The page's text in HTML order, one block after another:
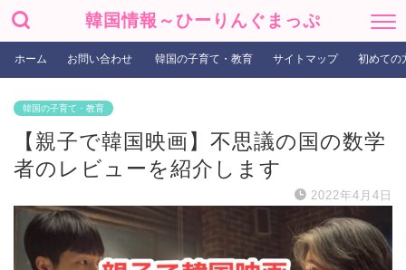
韓国情報～ひーりんぐまっぷ
ホーム お問い合わせ 韓国の子育て・教育 サイトマップ 初めての
韓国の子育て・教育
【親子で韓国映画】不思議の国の数学
者のレビューを紹介します
2022年4月4日